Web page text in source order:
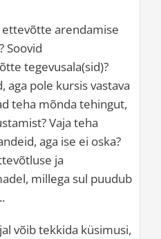
ettevõtte arendamise
Soovid
tegevusala(sid)?
aga pole kursis vastava
teha mõnda tehingut,
Vaja teha
aga ise ei oska?
ja
millega sul puudub
võib tekkida küsimusi,